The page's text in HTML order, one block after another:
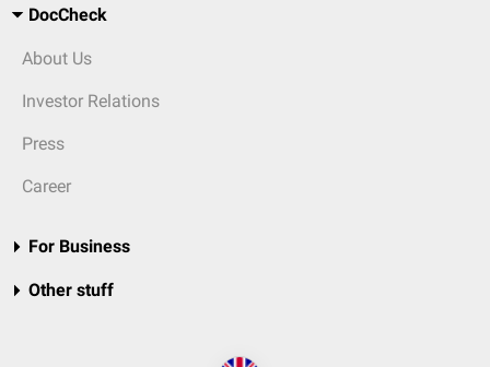
DocCheck
About Us
Investor Relations
Press
Career
For Business
Other stuff